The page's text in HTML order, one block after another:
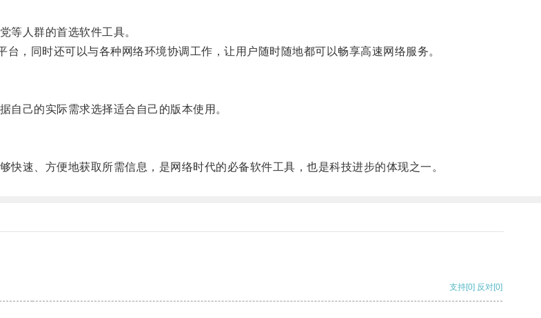
人群的首选软件工具。
同时还可以与各种网络环境协调工作，让用户随时随地都可以畅享高速网络服务。
己的实际需求选择适合自己的版本使用。
、方便地获取所需信息，是网络时代的必备软件工具，也是科技进步的体现之一。
支持[0] 反对[0]